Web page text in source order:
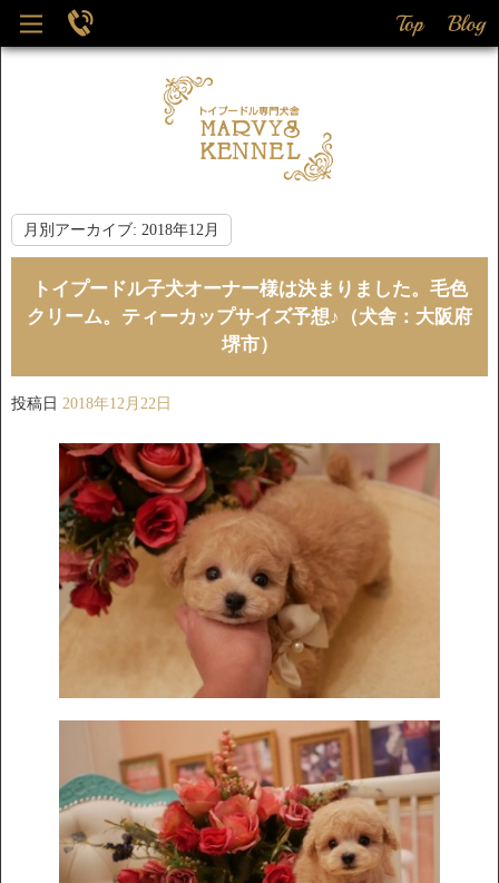
月別アーカイブ: 2018年12月
トイプードル子犬オーナー様は決まりました。毛色
クリーム。ティーカップサイズ予想♪（犬舎：大阪府
堺市）
投稿日 2018年12月22日